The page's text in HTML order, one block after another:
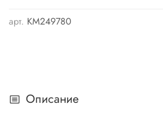
арт. КМ249780
Описание